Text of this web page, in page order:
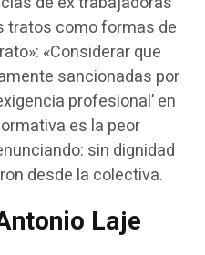
tratos como formas de
«Considerar que
sancionadas por
profesional’ en
es la peor
sin dignidad
desde la colectiva.
Laje